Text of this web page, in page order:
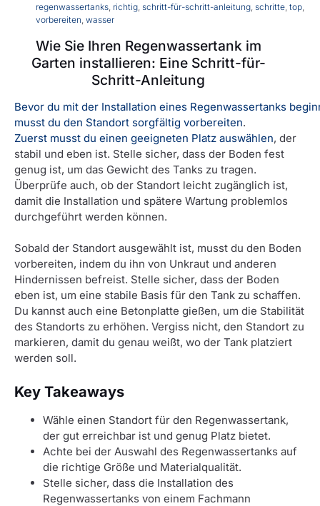
regenwassertanks richtig schritt-für-schritt-anleitung schritte top
vorbereiten wasser
Wie Sie Ihren Regenwassertank im
Garten installieren: Eine Schritt-für-
Schritt-Anleitung
Bevor du mit der Installation eines Regenwassertanks
musst du den Standort sorgfältig vorbereiten.
Zuerst musst du einen geeigneten Platz auswählen, der
stabil und eben ist. Stelle sicher, dass der Boden fest
genug ist, um das Gewicht des Tanks zu tragen.
Überprüfe auch, ob der Standort leicht zugänglich ist,
damit die Installation und spätere Wartung problemlos
durchgeführt werden können.
Sobald der Standort ausgewählt ist, musst du den Boden
vorbereiten, indem du ihn von Unkraut und anderen
Hindernissen befreist. Stelle sicher, dass der Boden
eben ist, um eine stabile Basis für den Tank zu schaffen.
Du kannst auch eine Betonplatte gießen, um die Stabilität
des Standorts zu erhöhen. Vergiss nicht, den Standort zu
markieren, damit du genau weißt, wo der Tank platziert
werden soll.
Key Takeaways
Wähle einen Standort für den Regenwassertank,
der gut erreichbar ist und genug Platz bietet.
Achte bei der Auswahl des Regenwassertanks auf
die richtige Größe und Materialqualität.
Stelle sicher, dass die Installation des
Regenwassertanks von einem Fachmann